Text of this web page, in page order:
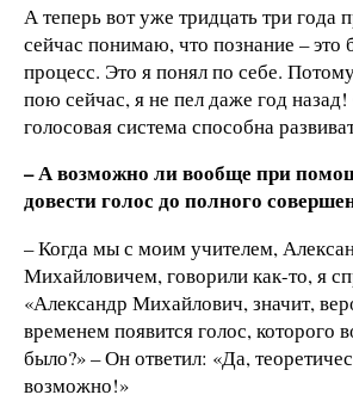
А теперь вот уже тридцать три года
сейчас понимаю, что познание – это
процесс. Это я понял по себе.
пою сейчас, я не пел даже год
голосовая система способна
– А возможно ли вообще при
довести голос до полного
– Когда мы с моим учителем,
Михайловичем, говорили как-то, я
«Александр Михайлович, значит,
временем появится голос, которого
было?» – Он ответил: «Да,
возможно!»